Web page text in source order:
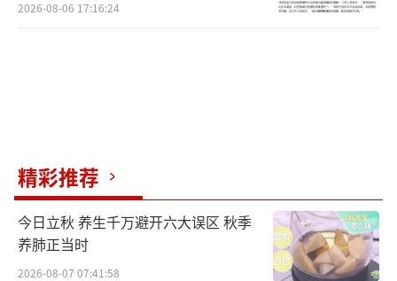
2026-08-06 17:16:24
精彩推荐
今日立秋 养生千万避开六大误区 秋季
养肺正当时
2026-08-07 07:41:58